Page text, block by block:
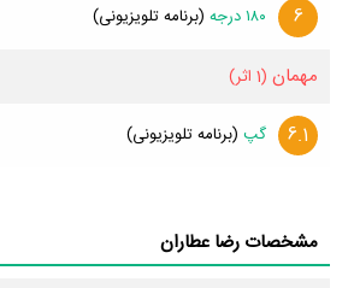
6 ۱۸۰ درجه (برنامه تلویزیونی)
مهمان (1 اثر)
6.1 گپ (برنامه تلویزیونی)
مشخصات رضا عطاران